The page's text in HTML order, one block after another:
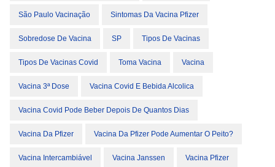
São Paulo Vacinação Sintomas Da Vacina Pfizer
Sobredose De Vacina SP Tipos De Vacinas
Tipos De Vacinas Covid Toma Vacina Vacina
Vacina 3ª Dose Vacina Covid E Bebida Alcolica
Vacina Covid Pode Beber Depois De Quantos Dias
Vacina Da Pfizer Vacina Da Pfizer Pode Aumentar O Peito?
Vacina Intercambiável Vacina Janssen Vacina Pfizer